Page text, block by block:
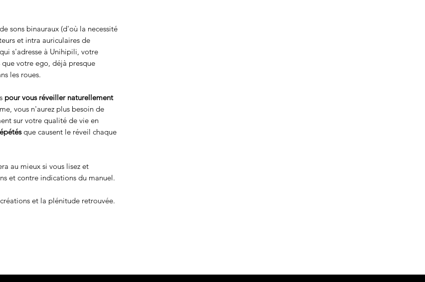
sons binauraux (d'où la necessité
et intra auriculaires de
s'adresse à Unihipili, votre
votre ego, déjà presque
les roues.
pour vous réveiller naturellement
vous n'aurez plus besoin de
sur votre qualité de vie en
que causent le réveil chaque
au mieux si vous lisez et
et contre indications du manuel.
et la plénitude retrouvée.